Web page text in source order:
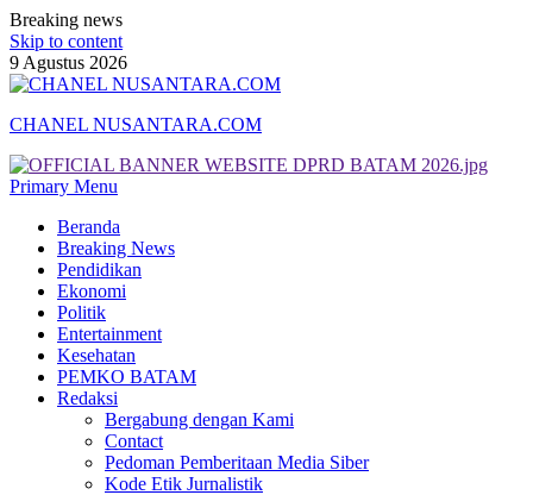
Breaking news
Skip to content
9 Agustus 2026
CHANEL NUSANTARA.COM
Primary Menu
Beranda
Breaking News
Pendidikan
Ekonomi
Politik
Entertainment
Kesehatan
PEMKO BATAM
Redaksi
Bergabung dengan Kami
Contact
Pedoman Pemberitaan Media Siber
Kode Etik Jurnalistik